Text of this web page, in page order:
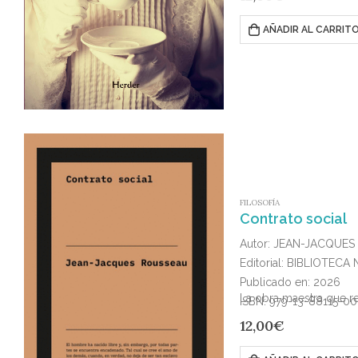
AÑADIR AL CARRITO
FILOSOFÍA
Contrato social
Autor: JEAN-JACQUES
Editorial: BIBLIOTECA
Publicado en: 2026
ISBN: 979-13-88115-
La obra maestra que
12,00€